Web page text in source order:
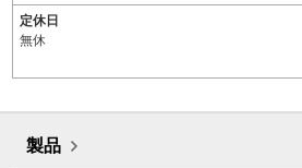
定休日
無休
製品